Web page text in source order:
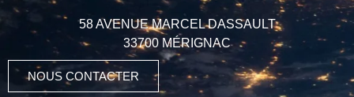
58 AVENUE MARCEL DASSAULT
33700 MÉRIGNAC
NOUS CONTACTER